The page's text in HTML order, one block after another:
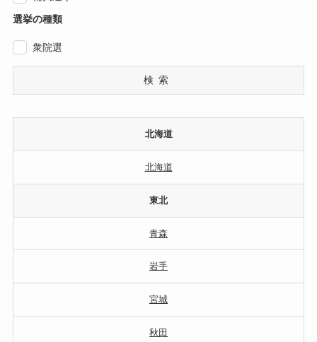
選挙の種類
衆院選
検索
北海道
北海道
東北
青森
岩手
宮城
秋田